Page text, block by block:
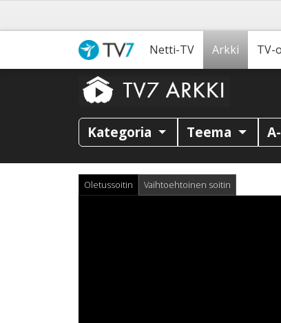
Netti-TV Arkki TV-
Kategoria Teema
Oletussoitin Vaihtoehtoinen soitin